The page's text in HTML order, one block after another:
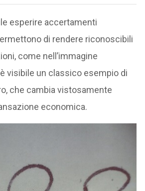
esperire accertamenti
di rendere riconoscibili
come nell’immagine
visibile un classico esempio di
che cambia vistosamente
economica.